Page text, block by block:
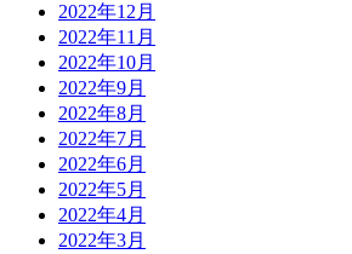
2022年12月
2022年11月
2022年10月
2022年9月
2022年8月
2022年7月
2022年6月
2022年5月
2022年4月
2022年3月